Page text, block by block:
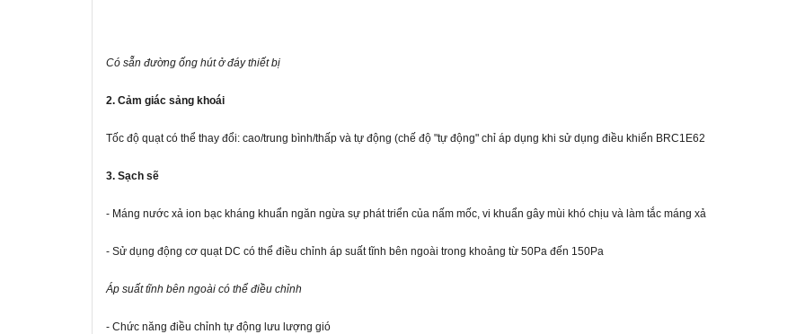
Có sẵn đường ống hút ở đáy thiết bị
2. Cảm giác sảng khoái
Tốc độ quạt có thể thay đổi: cao/trung bình/thấp và tự động (chế độ "tự động" chỉ áp dụng khi sử dụng điều khiển BRC1E62
3. Sạch sẽ
- Máng nước xả ion bạc kháng khuẩn ngăn ngừa sự phát triển của nấm mốc, vi khuẩn gây mùi khó chịu và làm tắc máng xả
- Sử dụng động cơ quạt DC có thể điều chỉnh áp suất tĩnh bên ngoài trong khoảng từ 50Pa đến 150Pa
Áp suất tĩnh bên ngoài có thể điều chỉnh
- Chức năng điều chỉnh tự động lưu lượng gió